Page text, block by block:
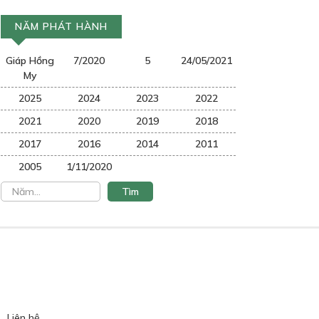
NĂM PHÁT HÀNH
Giáp Hồng
My
7/2020 5 24/05/2021
2025 2024 2023
2022
2021
2020 2019
2018
2017
2016 2014
2011
2005
1/11/2020